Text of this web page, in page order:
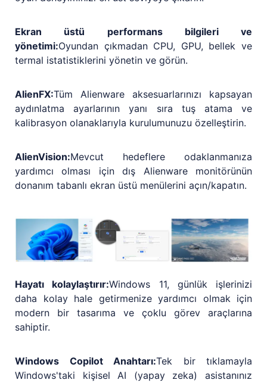
Ekran üstü performans bilgileri ve
yönetimi:Oyundan çıkmadan CPU, GPU, bellek ve
termal istatistiklerini yönetin ve görün.
AlienFX:Tüm Alienware aksesuarlarınızı kapsayan
aydınlatma ayarlarının yanı sıra tuş atama ve
kalibrasyon olanaklarıyla kurulumunuzu özelleştirin.
AlienVision:Mevcut hedeflere odaklanmanıza
yardımcı olması için dış Alienware monitörünün
donanım tabanlı ekran üstü menülerini açın/kapatın.
Hayatı kolaylaştırır:Windows 11, günlük işlerinizi
daha kolay hale getirmenize yardımcı olmak için
modern bir tasarıma ve çoklu görev araçlarına
sahiptir.
Windows Copilot Anahtarı:Tek bir tıklamayla
Windows'taki kişisel AI (yapay zeka) asistanınız